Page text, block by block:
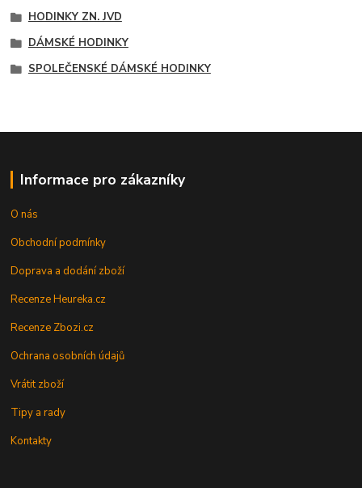
HODINKY ZN. JVD
DÁMSKÉ HODINKY
SPOLEČENSKÉ DÁMSKÉ HODINKY
Informace pro zákazníky
O nás
Obchodní podmínky
Doprava a dodání zboží
Recenze Heureka.cz
Recenze Zbozi.cz
Ochrana osobních údajů
Vrátit zboží
Tipy a rady
Kontakty